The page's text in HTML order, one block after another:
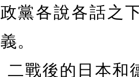
政黨各說各話之
義。
二戰後的日本和